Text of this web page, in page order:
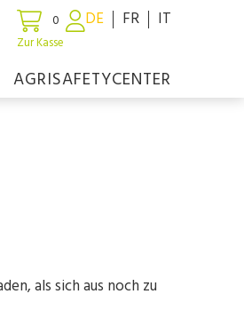
0
Zur Kasse
DE FR IT
AGRISAFETYCENTER
als sich aus noch zu